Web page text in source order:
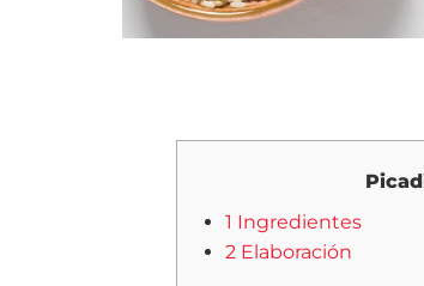
1 Ingredientes
2 Elaboración